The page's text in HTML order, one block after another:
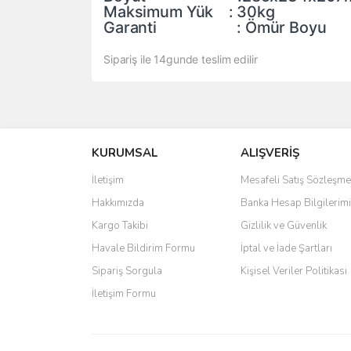
Maksimum Yük : 30kg
Garanti : Ömür Boyu
Sipariş ile 14gunde teslim edilir
Ürün resmi kalitesiz, bozuk veya
Ürün açıklamasında eksik bilgiler bulunuyor.
Ürün bilgilerinde hatalar bulunuyor.
Ürün fiyatı diğer sitelerden daha pahalı.
Bu ürüne benzer farklı alternatifler olmalı.
KURUMSAL
İletişim
Hakkımızda
Kargo Takibi
Havale Bildirim Formu
Sipariş Sorgula
İletişim Formu
ALIŞVERİŞ
Mesafeli Satış
Banka Hesap
Gizlilik ve Güvenlik
İptal ve İade Şartları
Kişisel Veriler Politikası